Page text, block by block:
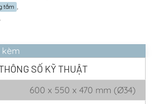
tắm
SỐ KỸ THUẬT
600 x 550 x 470 mm (Ø34)